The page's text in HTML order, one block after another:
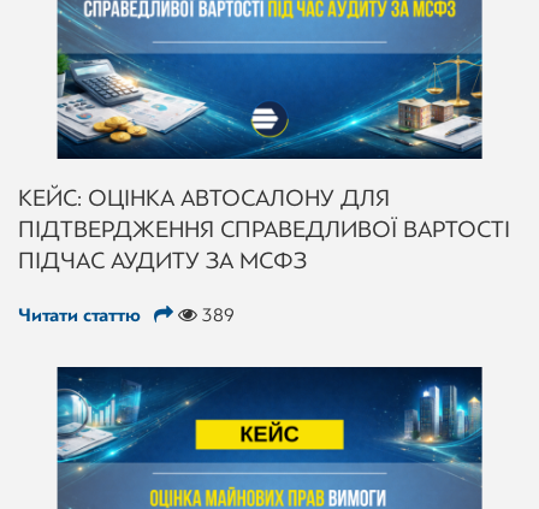
КЕЙС: ОЦІНКА АВТОСАЛОНУ ДЛЯ
ПІДТВЕРДЖЕННЯ СПРАВЕДЛИВОЇ ВАРТОСТІ
ПІД ЧАС АУДИТУ ЗА МСФЗ
Читати статтю 389